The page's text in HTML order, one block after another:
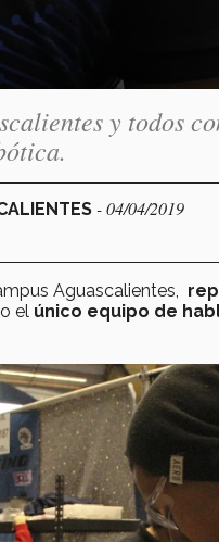
y todos
- 04/04/2019
Aguascalientes,
el único equipo de